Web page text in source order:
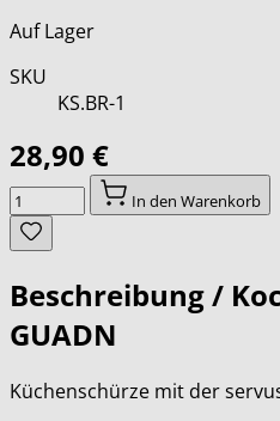
Auf Lager
SKU
KS.BR-1
28,90 €
Menge
In den Warenkorb
Beschreibung /
GUADN
Küchenschürze mit der